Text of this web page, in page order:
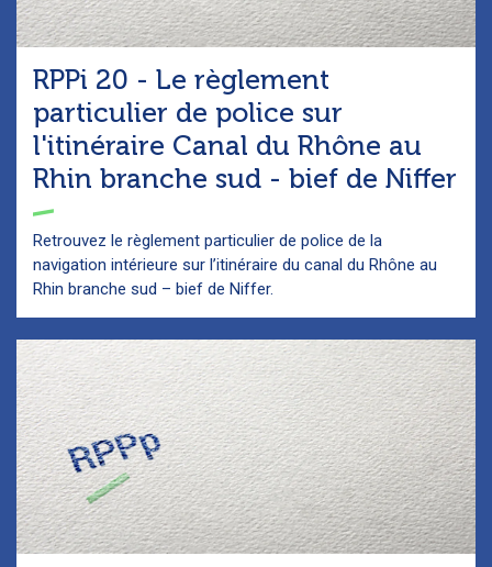
RPPi 20 - Le règlement
particulier de police sur
l'itinéraire Canal du Rhône au
Rhin branche sud - bief de Niffer
Retrouvez le règlement particulier de police de la
navigation intérieure sur l’itinéraire du canal du Rhône au
Rhin branche sud – bief de Niffer.